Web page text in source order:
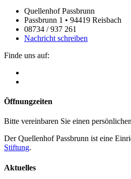
Quellenhof Passbrunn
Passbrunn 1 • 94419 Reisbach
08734 / 937 261
Nachricht schreiben
Finde uns auf:
Öffnungzeiten
Bitte vereinbaren Sie einen
Der Quellenhof Passbrunn ist eine
Stiftung.
Aktuelles